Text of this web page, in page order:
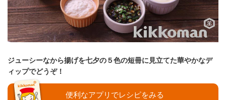
ジューシーなから揚げを七夕の５色の短冊に見立てた華やかなデ
ィップでどうぞ！
便利なアプリでレシピをみる